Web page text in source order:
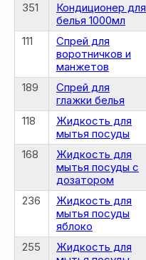
351
Кондиционер для
белья 1000мл
111
Спрей для
воротничков и
манжетов
189
Спрей для
глажки белья
118
Жидкость для
мытья посуды
168
Жидкость для
мытья посуды с
дозатором
236
Жидкость для
мытья посуды
яблоко
255
Жидкость для